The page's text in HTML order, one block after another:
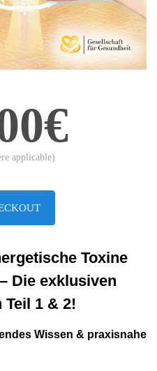
applicable)
Toxine
Die exklusiven
1 & 2!
Wissen & praxisnahe